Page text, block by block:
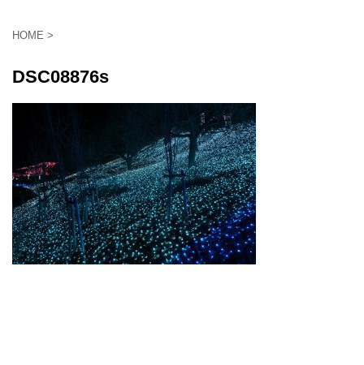
HOME >
DSC08876s